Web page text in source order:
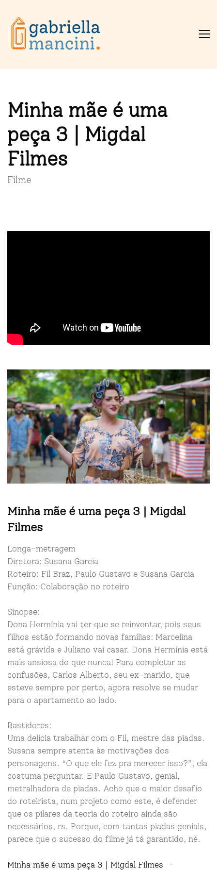
Minha mãe é uma
peça 3 | Migdal
Filmes
Filme
Minha mãe é uma peça 3 | Migdal
Filmes
Longa-metragem
Diretora: Susana Garcia
Roteiro: Fil Braz, Paulo Gustavo e Susana Garcia
Função: Colaboração no roteiro
Sinopse:
Dona Hermínia vai ter que se reinventar, pois seus
filhos estão formando novas famílias: Marcelina
está grávida e Juliano vai casar. Dona Hermínia está
mais ansiosa do que nunca! Para completar as
confusões, Carlos Alberto, seu ex-marido, que
esteve sempre por perto, agora resolve se mudar
para o apartamento ao lado.
Bastidores:
Uma delícia trabalhar com o Fil, mestre das piadas.
Susana sempre atenta às motivações dos
personagens. “O que ele fez pra merecer isso?”, ela
costuma perguntar. E Paulo Gustavo, genial,
metralhadora de piadas. Acho que o maior desafio
do roteirista, num projeto como este, é defender
que os pilares da teoria do roteiro ainda são
necessários, rs. Porque, com tantas piadas geniais,
parece que o sucesso do filme já tá garantido, né.
Minha mãe é uma peça 3 | Migdal Filmes